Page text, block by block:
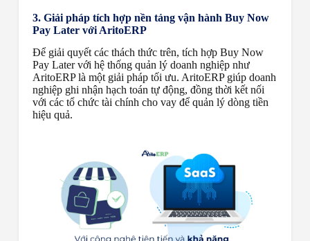
3. Giải pháp tích hợp nền tảng vận hành Buy Now
Pay Later với AritoERP
Để giải quyết các thách thức trên, tích hợp Buy Now
Pay Later với hệ thống quản lý doanh nghiệp như
AritoERP là một giải pháp tối ưu. AritoERP giúp doanh
nghiệp ghi nhận hạch toán tự động, đồng thời kết nối
với các tổ chức tài chính cho vay để quản lý dòng tiền
hiệu quả.